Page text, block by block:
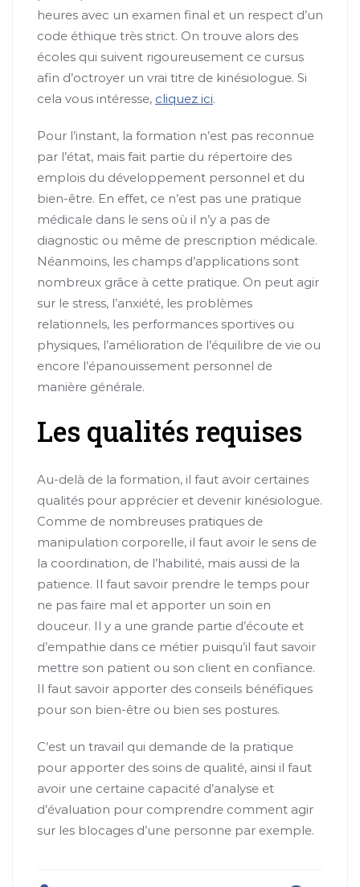
heures avec un examen final et un respect d’un
code éthique très strict. On trouve alors des
écoles qui suivent rigoureusement ce cursus
afin d’octroyer un vrai titre de kinésiologue. Si
cela vous intéresse, cliquez ici.
Pour l’instant, la formation n’est pas reconnue
par l’état, mais fait partie du répertoire des
emplois du développement personnel et du
bien-être. En effet, ce n’est pas une pratique
médicale dans le sens où il n’y a pas de
diagnostic ou même de prescription médicale.
Néanmoins, les champs d’applications sont
nombreux grâce à cette pratique. On peut agir
sur le stress, l’anxiété, les problèmes
relationnels, les performances sportives ou
physiques, l’amélioration de l’équilibre de vie ou
encore l’épanouissement personnel de
manière générale.
Les qualités requises
Au-delà de la formation, il faut avoir certaines
qualités pour apprécier et devenir kinésiologue.
Comme de nombreuses pratiques de
manipulation corporelle, il faut avoir le sens de
la coordination, de l’habilité, mais aussi de la
patience. Il faut savoir prendre le temps pour
ne pas faire mal et apporter un soin en
douceur. Il y a une grande partie d’écoute et
d’empathie dans ce métier puisqu’il faut savoir
mettre son patient ou son client en confiance.
Il faut savoir apporter des conseils bénéfiques
pour son bien-être ou bien ses postures.
C’est un travail qui demande de la pratique
pour apporter des soins de qualité, ainsi il faut
avoir une certaine capacité d’analyse et
d’évaluation pour comprendre comment agir
sur les blocages d’une personne par exemple.